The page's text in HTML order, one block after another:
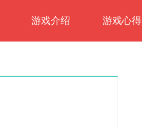
游戏介绍 游戏心得